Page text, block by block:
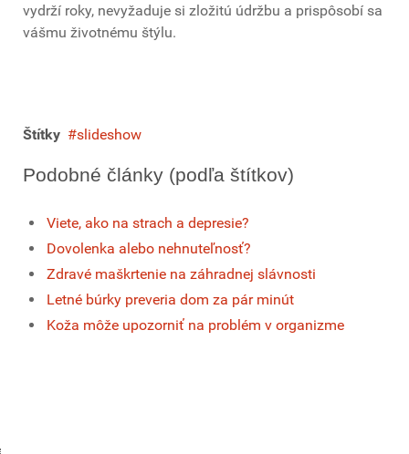
vydrží roky, nevyžaduje si zložitú údržbu a prispôsobí sa
vášmu životnému štýlu.
Štítky slideshow
Podobné články (podľa štítkov)
Viete, ako na strach a depresie?
Dovolenka alebo nehnuteľnosť?
Zdravé maškrtenie na záhradnej slávnosti
Letné búrky preveria dom za pár minút
Koža môže upozorniť na problém v organizme